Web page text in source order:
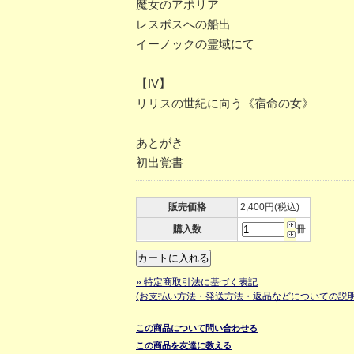
魔女のアポリア
レスボスへの船出
イーノックの霊域にて
【IV】
リリスの世紀に向う《宿命の女》
あとがき
初出覚書
販売価格
2,400円(税込)
購入数
冊
» 特定商取引法に基づく表記
(お支払い方法・発送方法・返品などについての説
この商品について問い合わせる
この商品を友達に教える